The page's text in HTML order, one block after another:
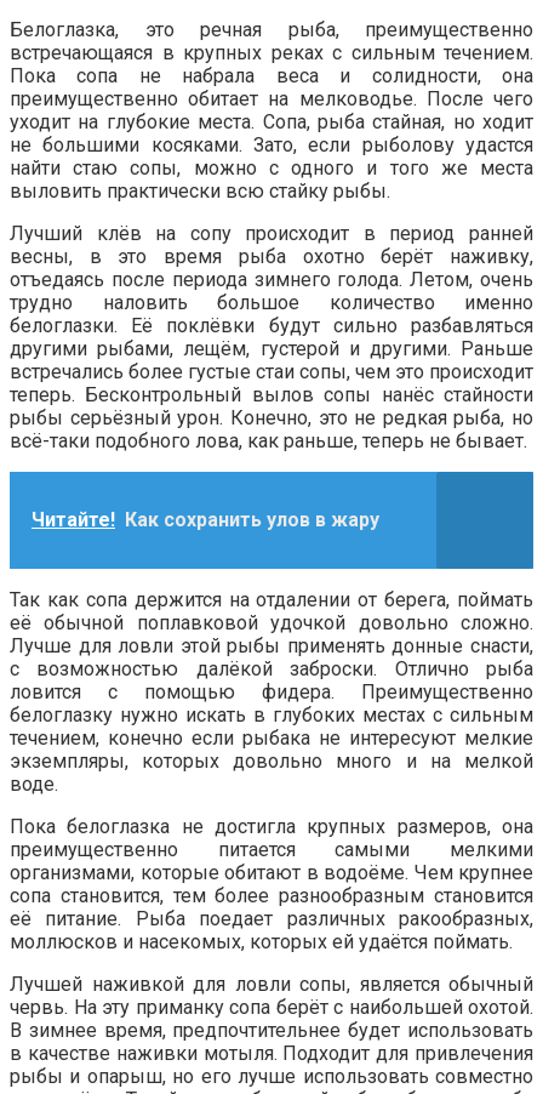
Белоглазка, это речная рыба, преимущественно
встречающаяся в крупных реках с сильным течением.
Пока сопа не набрала веса и солидности, она
преимущественно обитает на мелководье. После чего
уходит на глубокие места. Сопа, рыба стайная, но ходит
не большими косяками. Зато, если рыболову удастся
найти стаю сопы, можно с одного и того же места
выловить практически всю стайку рыбы.
Лучший клёв на сопу происходит в период ранней
весны, в это время рыба охотно берёт наживку,
отъедаясь после периода зимнего голода. Летом, очень
трудно наловить большое количество именно
белоглазки. Её поклёвки будут сильно разбавляться
другими рыбами, лещём, густерой и другими. Раньше
встречались более густые стаи сопы, чем это происходит
теперь. Бесконтрольный вылов сопы нанёс стайности
рыбы серьёзный урон. Конечно, это не редкая рыба, но
всё-таки подобного лова, как раньше, теперь не бывает.
Читайте! Как сохранить улов в жару
Так как сопа держится на отдалении от берега, поймать
её обычной поплавковой удочкой довольно сложно.
Лучше для ловли этой рыбы применять донные снасти,
с возможностью далёкой заброски. Отлично рыба
ловится с помощью фидера. Преимущественно
белоглазку нужно искать в глубоких местах с сильным
течением, конечно если рыбака не интересуют мелкие
экземпляры, которых довольно много и на мелкой
воде.
Пока белоглазка не достигла крупных размеров, она
преимущественно питается самыми мелкими
организмами, которые обитают в водоёме. Чем крупнее
сопа становится, тем более разнообразным становится
её питание. Рыба поедает различных ракообразных,
моллюсков и насекомых, которых ей удаётся поймать.
Лучшей наживкой для ловли сопы, является обычный
червь. На эту приманку сопа берёт с наибольшей охотой.
В зимнее время, предпочтительнее будет использовать
в качестве наживки мотыля. Подходит для привлечения
рыбы и опарыш, но его лучше использовать совместно